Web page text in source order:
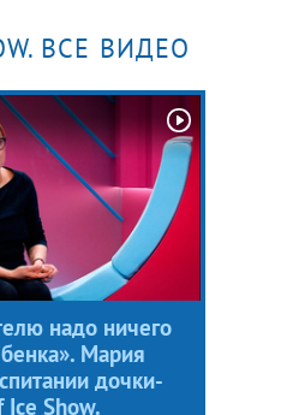
ВСЕ ВИДЕО
надо ничего
Мария
дочки-
Ice Show.